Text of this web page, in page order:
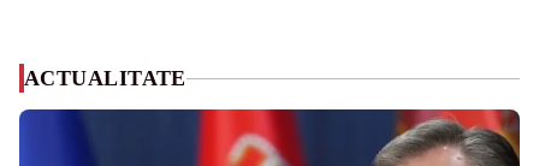
ACTUALITATE